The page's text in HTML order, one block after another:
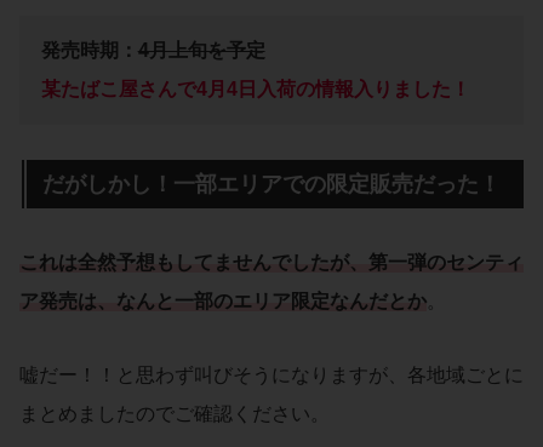
発売時期： 4月上旬を予定
某たばこ屋さんで4月4日入荷の情報入りました！
だがしかし！一部エリアでの限定販売だった！
これは全然予想もしてませんでしたが、第一弾のセンティ
ア発売は、なんと一部のエリア限定なんだとか
嘘だー！！と思わず叫びそうになりますが、各地域ごとに
まとめましたのでご確認ください。